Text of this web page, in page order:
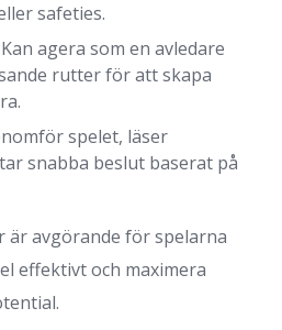
safeties.
Kan agera som en avledare
rutter för att skapa
spelet, läser
snabba beslut baserat på
är avgörande för spelarna
effektivt och maximera